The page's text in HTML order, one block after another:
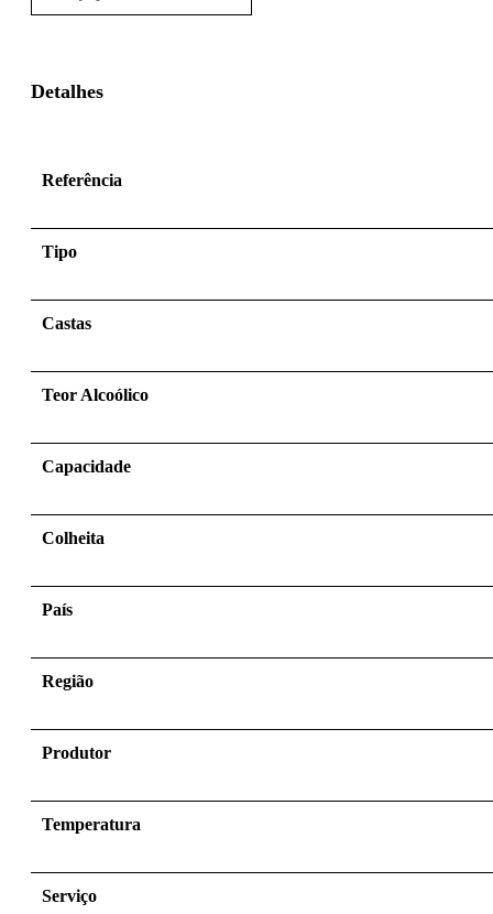
Detalhes
Referência
Tipo
Castas
Teor Alcoólico
Capacidade
Colheita
País
Região
Produtor
Temperatura
Serviço